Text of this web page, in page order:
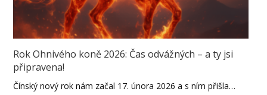
Rok Ohnivého koně 2026: Čas odvážných – a ty jsi
připravena!
Čínský nový rok nám začal 17. února 2026 a s ním přišla…